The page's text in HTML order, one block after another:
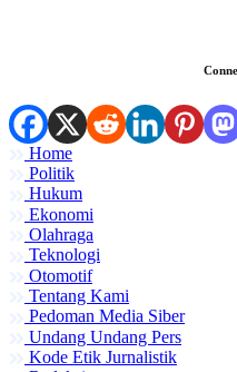
Home
Politik
Hukum
Ekonomi
Olahraga
Teknologi
Otomotif
Tentang Kami
Pedoman Media Siber
Undang Undang Pers
Kode Etik Jurnalistik